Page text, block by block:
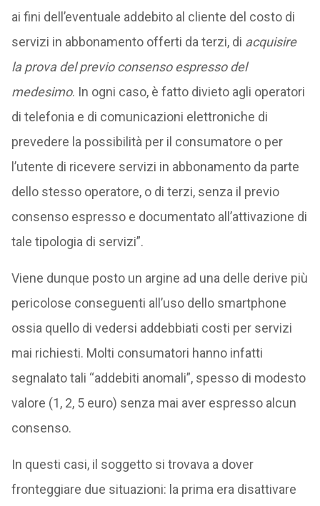
ai fini dell’eventuale addebito al cliente del costo di
servizi in abbonamento offerti da terzi, di acquisire
la prova del previo consenso espresso del
medesimo. In ogni caso, è fatto divieto agli operatori
di telefonia e di comunicazioni elettroniche di
prevedere la possibilità per il consumatore o per
l’utente di ricevere servizi in abbonamento da parte
dello stesso operatore, o di terzi, senza il previo
consenso espresso e documentato all’attivazione di
tale tipologia di servizi”.
Viene dunque posto un argine ad una delle derive più
pericolose conseguenti all’uso dello smartphone
ossia quello di vedersi addebbiati costi per servizi
mai richiesti. Molti consumatori hanno infatti
segnalato tali “addebiti anomali”, spesso di modesto
valore (1, 2, 5 euro) senza mai aver espresso alcun
consenso.
In questi casi, il soggetto si trovava a dover
fronteggiare due situazioni: la prima era disattivare